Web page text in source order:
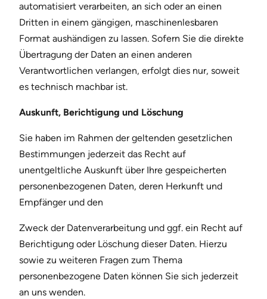
automatisiert verarbeiten, an sich oder an einen
Dritten in einem gängigen, maschinenlesbaren
Format aushändigen zu lassen. Sofern Sie die direkte
Übertragung der Daten an einen anderen
Verantwortlichen verlangen, erfolgt dies nur, soweit
es technisch machbar ist.
Auskunft, Berichtigung und Löschung
Sie haben im Rahmen der geltenden gesetzlichen
Bestimmungen jederzeit das Recht auf
unentgeltliche Auskunft über Ihre gespeicherten
personenbezogenen Daten, deren Herkunft und
Empfänger und den
Zweck der Datenverarbeitung und ggf. ein Recht auf
Berichtigung oder Löschung dieser Daten. Hierzu
sowie zu weiteren Fragen zum Thema
personenbezogene Daten können Sie sich jederzeit
an uns wenden.